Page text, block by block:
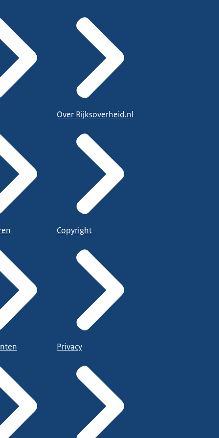
Over Rijksoverheid.nl
Copyright
Privacy